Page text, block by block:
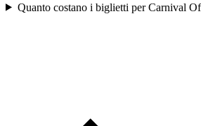
Quanto costano i biglietti per Carnival